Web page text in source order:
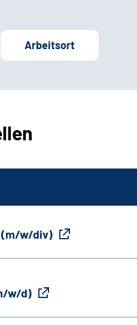
Arbeitsort
(m/w/div)
w/d)